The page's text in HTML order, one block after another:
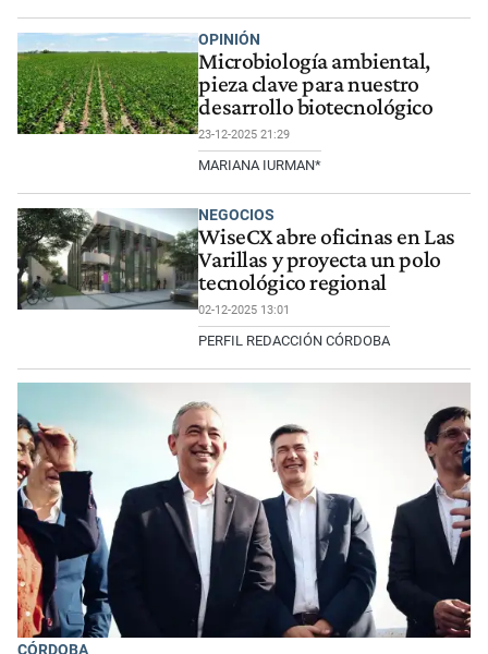
OPINIÓN
Microbiología ambiental,
pieza clave para nuestro
desarrollo biotecnológico
23-12-2025 21:29
MARIANA IURMAN*
NEGOCIOS
WiseCX abre oficinas en Las
Varillas y proyecta un polo
tecnológico regional
02-12-2025 13:01
PERFIL REDACCIÓN CÓRDOBA
CÓRDOBA